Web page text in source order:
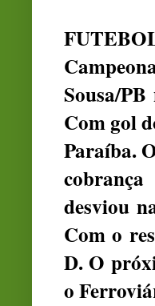
Sousa/
Com gol
Paraíba.
desviou
Com o
D. O
o